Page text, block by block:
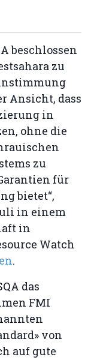
beschlossen
zu
Ansicht, dass
in
ohne die
zu
für
bietet“,
in einem
in
Watch
.
das
FMI
von
auf gute